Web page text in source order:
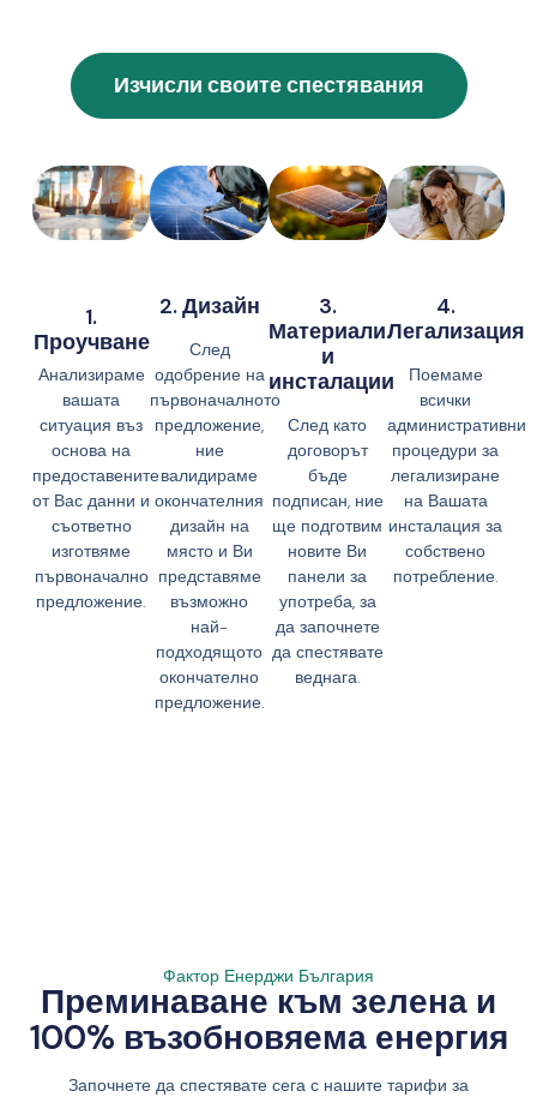
Изчисли своите спестявания
1.
Проучване
Анализираме
вашата
ситуация въз
основа на
предоставените
от Вас данни и
съответно
изготвяме
първоначално
предложение.
2. Дизайн
След
одобрение на
първоначалното
предложение,
ние
валидираме
окончателния
дизайн на
място и Ви
представяме
възможно
най-
подходящото
окончателно
предложение.
3.
Материали
и
инсталации
След като
договорът
бъде
подписан, ние
ще подготвим
новите Ви
панели за
употреба, за
да започнете
да спестявате
веднага.
4.
Легализация
Поемаме
всички
административни
процедури за
легализиране
на Вашата
инсталация за
собствено
потребление.
Фактор Енерджи България
Преминаване към зелена и
100% възобновяема енергия
Започнете да спестявате сега с нашите тарифи за